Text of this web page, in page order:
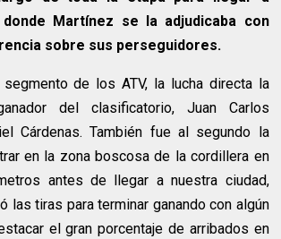
Martínez se la adjudicaba con
sobre sus perseguidores.
de los ATV, la lucha directa la
del clasificatorio, Juan Carlos
Cárdenas. También fue al segundo la
en la zona boscosa de la cordillera en
antes de llegar a nuestra ciudad,
las tiras para terminar ganando con algún
el gran porcentaje de arribados en